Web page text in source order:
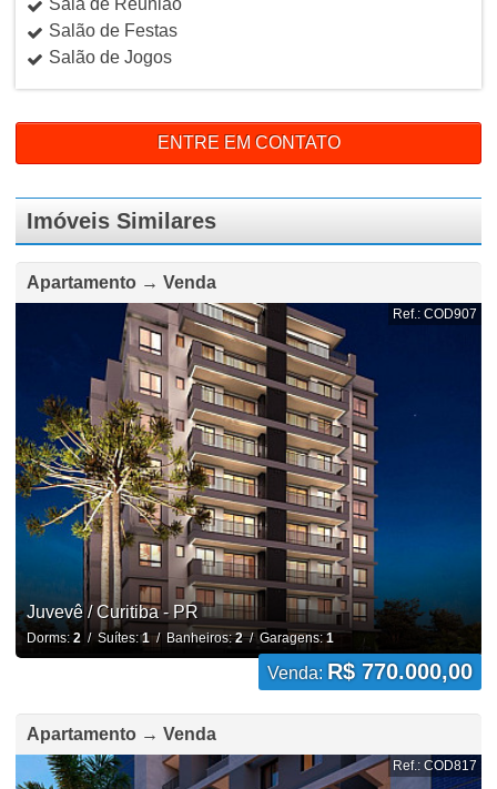
Sala de Reunião
Salão de Festas
Salão de Jogos
ENTRE EM CONTATO
Imóveis Similares
Apartamento → Venda
Ref.: COD907
Juvevê / Curitiba - PR
Dorms: 2/ Suítes:1/ Banheiros:2/ Garagens:1
Venda: R$ 770.000,00
Apartamento → Venda
Ref.: COD817